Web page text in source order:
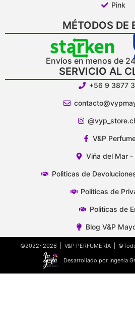
Pink
MÉTODOS DE
Envíos en menos de
SERVICIO AL
+56 9 3877
V&P
Viña del Mar -
Polìticas de
Polìticas de
Polìticas de
Blog V&P
©2022~2026 | V&P PERFUMERÍA |
Desarrollado por Ingenia